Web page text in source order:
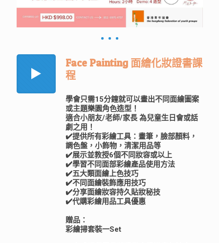
Face Painting 面繪化妝證書課
程
學會只需15分鐘就可以畫出不同面繪圖案
或主題樂園角色造型！
適合小朋友/老師/家長 為兒童生日會或話
劇之用！
✔️提供所有彩繪工具：畫筆，臉部顏料，
調色盤，小飾物，清潔用品等
✔️展示並教授6個不同妝容或以上
✔️學習不同面部彩繪產品使用方法
✔️五大類面繪上色技巧
✔️不同面繪裝飾應用技巧
✔️分享面繪妝容持久貼妝秘技
✔️代購彩繪用品工具優惠
贈品：
彩繪掃套裝一Set